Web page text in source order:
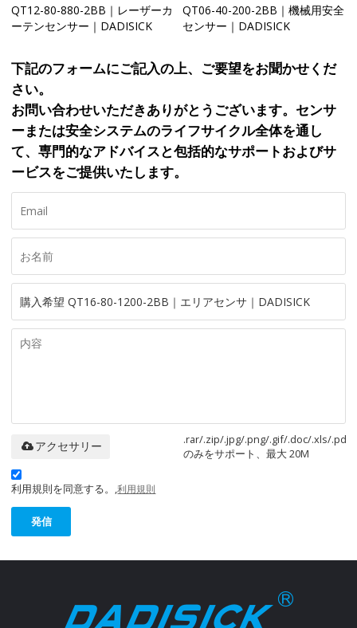
QT12-80-880-2BB｜レーザーカ
ーテンセンサー｜DADISICK
QT06-40-200-2BB｜機械用安全
センサー｜DADISICK
下記のフォームにご記入の上、ご要望をお聞かせくだ
さい。
お問い合わせいただきありがとうございます。センサ
ーまたは安全システムのライフサイクル全体を通し
て、専門的なアドバイスと包括的なサポートおよびサ
ービスをご提供いたします。
.rar/.zip/.jpg/.png/.gif/.doc/.xls/.pdf
のみをサポート、最大 20M
アクセサリー
利用規則を同意する。,利用規則
発信